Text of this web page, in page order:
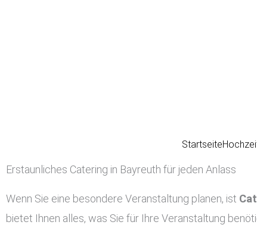
Startseite
Erstaunliches Catering in Bayreuth für jeden Anlass
Wenn Sie eine besondere Veranstaltung planen, ist
bietet Ihnen alles, was Sie für Ihre Veranstaltung